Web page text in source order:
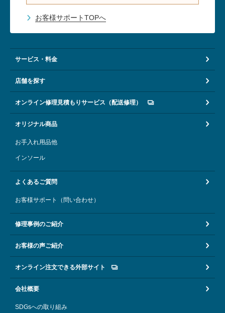
お客様サポートTOPへ
サービス・料金
店舗を探す
オンライン修理見積もりサービス（配送修理）
オリジナル商品
お手入れ用品他
インソール
よくあるご質問
お客様サポート（問い合わせ）
修理事例のご紹介
お客様の声ご紹介
オンライン注文できる外部サイト
会社概要
SDGsへの取り組み